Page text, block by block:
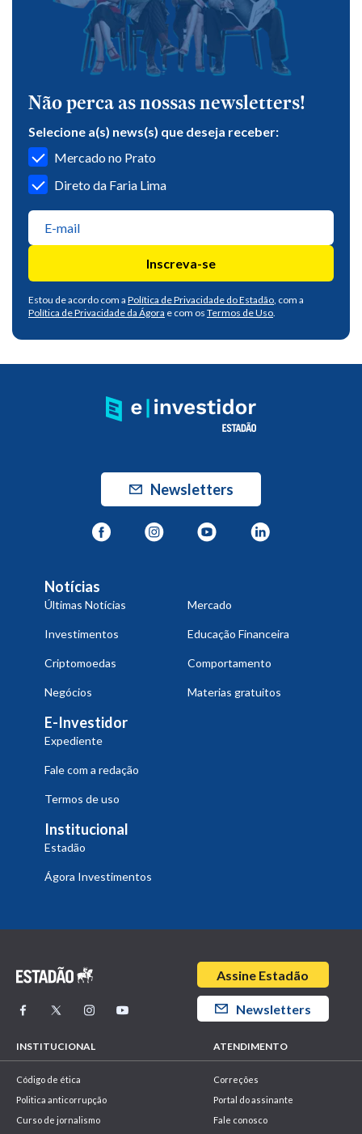
Não perca as nossas newsletters!
Selecione a(s) news(s) que deseja receber:
Mercado no Prato
Direto da Faria Lima
Inscreva-se
Estou de acordo com a Política de Privacidade do Estadão, com a
Política de Privacidade da Ágora e com os Termos de Uso.
Newsletters
Notícias
Últimas Notícias Mercado
Investimentos Educação Financeira
Criptomoedas Comportamento
Negócios Materias gratuitos
E-Investidor
Expediente
Fale com a redação
Termos de uso
Institucional
Estadão
Ágora Investimentos
INSTITUCIONAL
Código de ética
Politica anticorrupção
Curso de jornalismo
ATENDIMENTO
Correções
Portal do assinante
Fale conosco
Assine Estadão
Newsletters